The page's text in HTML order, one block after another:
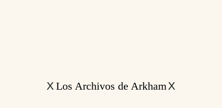
Los Archivos de Arkham